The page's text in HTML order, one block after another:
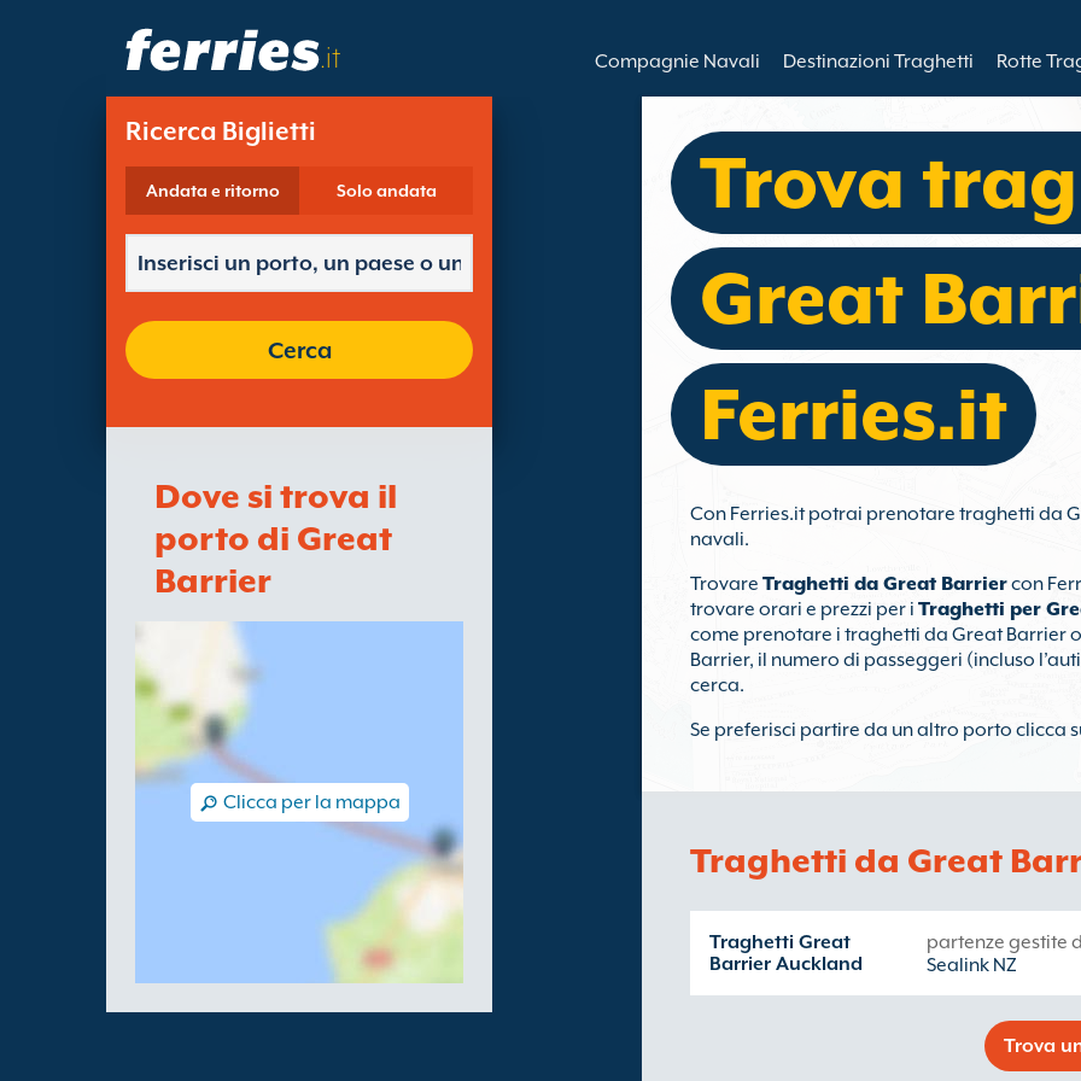
.it Compagnie Navali Destinazioni Traghetti Rotte
Ricerca Biglietti
Andata e ritorno Solo andata
Cerca
Dove si trova il
porto di Great
Barrier
Clicca per la mappa
Trova
Great
Ferries.it
Con Ferries.it potrai prenotare traghetti da
navali.
Trovare Traghetti da Great Barriercon
trovare orari e prezzi per i Traghetti per
come prenotare i traghetti da Great Barrier
Barrier, il numero di passeggeri (incluso
cerca.
Se preferisci partire da un altro porto clicca
Traghetti da Great
Traghetti Great
Barrier Auckland
partenze gestite
Sealink NZ
Trova